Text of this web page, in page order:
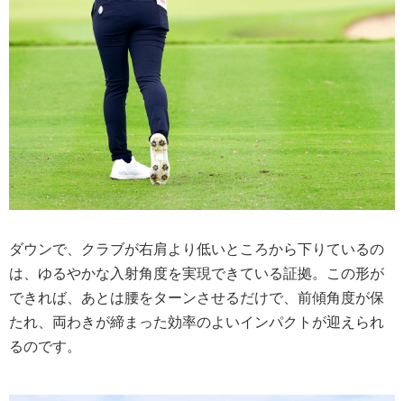
ダウンで、クラブが右肩より低いところから下りているの
は、ゆるやかな入射角度を実現できている証拠。この形が
できれば、あとは腰をターンさせるだけで、前傾角度が保
たれ、両わきが締まった効率のよいインパクトが迎えられ
るのです。